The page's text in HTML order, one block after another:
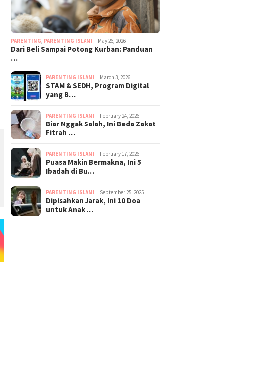
PARENTING PARENTING ISLAMI May 26, 2026
Dari Beli Sampai Potong Kurban: Panduan
…
PARENTING ISLAMI March 3, 2026
STAM & SEDH, Program Digital
yang B…
PARENTING ISLAMI February 24, 2026
Biar Nggak Salah, Ini Beda Zakat
Fitrah …
PARENTING ISLAMI February 17, 2026
Puasa Makin Bermakna, Ini 5
Ibadah di Bu…
PARENTING ISLAMI September 25, 2025
Dipisahkan Jarak, Ini 10 Doa
untuk Anak …